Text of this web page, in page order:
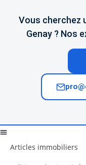
Vous cherchez
Genay ? Nos
Articles immobiliers